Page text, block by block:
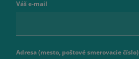
Váš e-mail
Adresa (mesto, poštové smerovacie číslo)